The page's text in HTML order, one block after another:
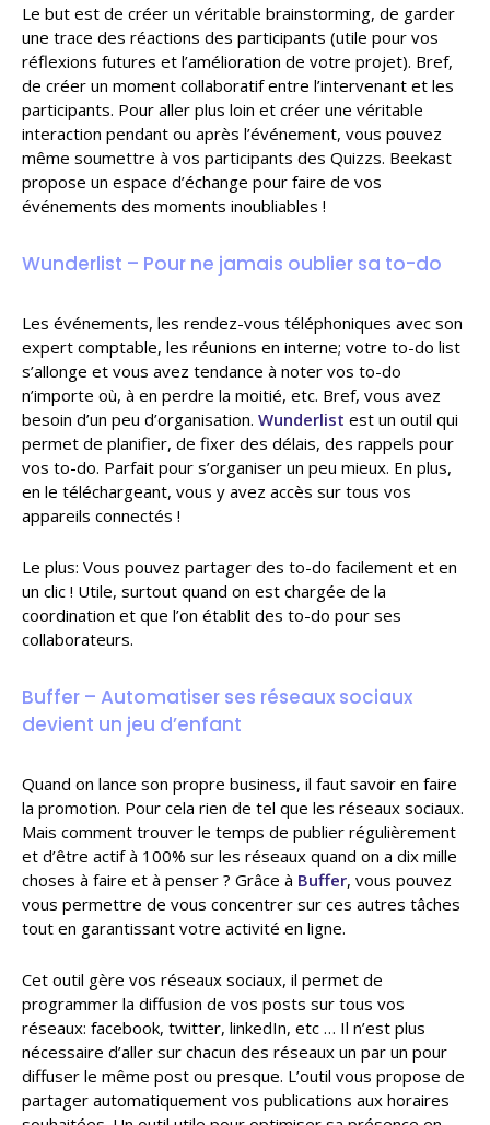
Le but est de créer un véritable brainstorming, de garder
une trace des réactions des participants (utile pour vos
réflexions futures et l’amélioration de votre projet). Bref,
de créer un moment collaboratif entre l’intervenant et les
participants. Pour aller plus loin et créer une véritable
interaction pendant ou après l’événement, vous pouvez
même soumettre à vos participants des Quizzs. Beekast
propose un espace d’échange pour faire de vos
événements des moments inoubliables !
Wunderlist – Pour ne jamais oublier sa to-do
Les événements, les rendez-vous téléphoniques avec son
expert comptable, les réunions en interne; votre to-do list
s’allonge et vous avez tendance à noter vos to-do
n’importe où, à en perdre la moitié, etc. Bref, vous avez
besoin d’un peu d’organisation. Wunderlist est un outil qui
permet de planifier, de fixer des délais, des rappels pour
vos to-do. Parfait pour s’organiser un peu mieux. En plus,
en le téléchargeant, vous y avez accès sur tous vos
appareils connectés !
Le plus: Vous pouvez partager des to-do facilement et en
un clic ! Utile, surtout quand on est chargée de la
coordination et que l’on établit des to-do pour ses
collaborateurs.
Buffer – Automatiser ses réseaux sociaux
devient un jeu d’enfant
Quand on lance son propre business, il faut savoir en faire
la promotion. Pour cela rien de tel que les réseaux sociaux.
Mais comment trouver le temps de publier régulièrement
et d’être actif à 100% sur les réseaux quand on a dix mille
choses à faire et à penser ? Grâce à Buffer, vous pouvez
vous permettre de vous concentrer sur ces autres tâches
tout en garantissant votre activité en ligne.
Cet outil gère vos réseaux sociaux, il permet de
programmer la diffusion de vos posts sur tous vos
réseaux: facebook, twitter, linkedIn, etc … Il n’est plus
nécessaire d’aller sur chacun des réseaux un par un pour
diffuser le même post ou presque. L’outil vous propose de
partager automatiquement vos publications aux horaires